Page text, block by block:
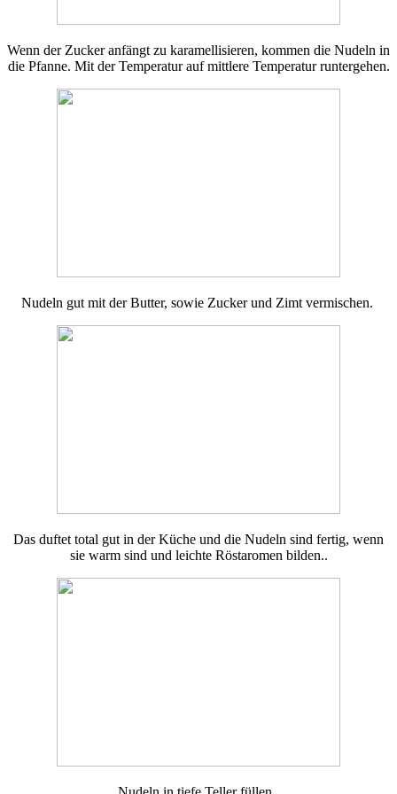
Wenn der Zucker anfängt zu karamellisieren, kommen die Nudeln in
die Pfanne. Mit der Temperatur auf mittlere Temperatur runtergehen.
Nudeln gut mit der Butter, sowie Zucker und Zimt vermischen.
Das duftet total gut in der Küche und die Nudeln sind fertig, wenn
sie warm sind und leichte Röstaromen bilden..